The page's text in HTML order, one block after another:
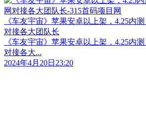
《车友宇宙》苹果安卓以上架，4.25内
对接各大团队长
《车友宇宙》苹果安卓以上架，4.25内
对接各大...
2024年4月20日23:20